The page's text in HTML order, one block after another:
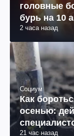
головные
бурь на 10
2 часа назад
Социум
Как
осенью:
21 час назад